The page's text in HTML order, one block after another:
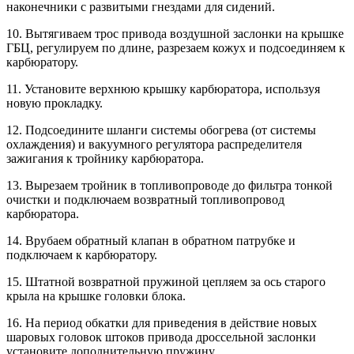
наконечники с развитыми гнездами для сидений.
10. Вытягиваем трос привода воздушной заслонки на крышке
ГБЦ, регулируем по длине, разрезаем кожух и подсоединяем к
карбюратору.
11. Установите верхнюю крышку карбюратора, используя
новую прокладку.
12. Подсоедините шланги системы обогрева (от системы
охлаждения) и вакуумного регулятора распределителя
зажигания к тройнику карбюратора.
13. Вырезаем тройник в топливопроводе до фильтра тонкой
очистки и подключаем возвратный топливопровод
карбюратора.
14. Врубаем обратный клапан в обратном патрубке и
подключаем к карбюратору.
15. Штатной возвратной пружиной цепляем за ось старого
крыла на крышке головки блока.
16. На период обкатки для приведения в действие новых
шаровых головок штоков привода дроссельной заслонки
установите дополнительную пружину.